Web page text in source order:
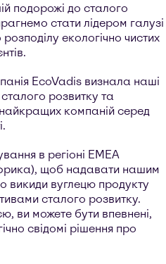
подорожі до сталого
стати лідером галузі
екологічно чистих
EcoVadis визнала наші
розвитку та
компаній серед
в регіоні EMEA
щоб надавати нашим
викиди вуглецю продукту
сталого розвитку.
ви можете бути впевнені,
свідомі рішення про